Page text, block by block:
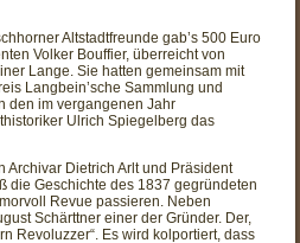
Altstadtfreunde gab’s 500 Euro
Volker Bouffier, überreicht von
Lange. Sie hatten gemeinsam mit
Langbein’sche Sammlung und
den im vergangenen Jahr
Ulrich Spiegelberg das
Archivar Dietrich Arlt und Präsident
die Geschichte des 1837 gegründeten
Revue passieren. Neben
Schärttner einer der Gründer. Der,
Revoluzzer“. Es wird kolportiert, dass